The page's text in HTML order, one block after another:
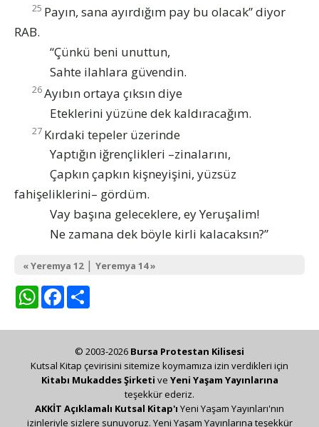
25 Payın, sana ayırdığım pay bu olacak” diyor
RAB.
“Çünkü beni unuttun,
Sahte ilahlara güvendin.
26Ayıbın ortaya çıksın diye
Eteklerini yüzüne dek kaldıracağım.
27 Kırdaki tepeler üzerinde
Yaptığın iğrençlikleri –zinalarını,
Çapkın çapkın kişneyişini, yüzsüz
fahişeliklerini– gördüm.
Vay başına geleceklere, ey Yeruşalim!
Ne zamana dek böyle kirli kalacaksın?”
« Yeremya 12| Yeremya 14 »
WhatsAppFacebook
© 2003-2026 Bursa Protestan Kilisesi
Kutsal Kitap çevirisini sitemize koymamıza izin verdikleri için
Kitabı Mukaddes Şirketi ve Yeni Yaşam Yayınlarına
teşekkür ederiz.
AKKİT Açıklamalı Kutsal Kitap'ı Yeni Yaşam Yayınları'nın
izinleriyle sizlere sunuyoruz. Yeni Yaşam Yayınlarına teşekkür